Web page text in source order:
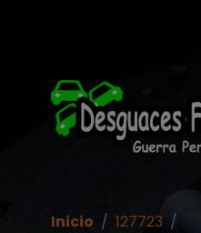
Inicio / 127723 /